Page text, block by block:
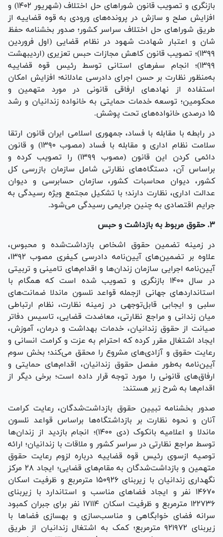
بازنگری و تصویب قانون شورا‌های حل اختلاف (شهریور ۱۴۰۲) و
افزایش صلح و سازش در پرونده‌های ورودی به قوه قضاییه از
طریق شورا‌های حل اختلاف سراسر کشور؛ صدور بخشنامه حفظ
شان و اعتبار شهادت شهود در نظام قضایی (اول فروردین
۱۳۹۹)؛ تصویب قانون کاهش مجازات حبس تعزیری (اردیبهشت
۱۳۹۹)؛ انجام سفر‌های استانی توسط رئیس قوه قضاییه
به‌منظور نظارت بر حسن اجرای دادرسی عادلانه؛ افزایش امکان
استفاده از نهاد‌های ارفاقی قانونی در مورد متهمین و
محکومین؛ توسعه خدمات حمایتی به خانواده زندانیان و رشد
۱۵ درصدی خانواده‌های تحت پوشش.
در رابطه با مقابله با فساد، جمهوری اسلامی ایران قانون ارتقا
سلامت نظام اداری و مقابله با فساد (مصوب ۱۳۹۰) و قانون
دائمی کردن این قانون (مصوب ۱۳۹۹) را تصویب کرده و
براساس آن، دستگاه‌های نظارتی شامل سازمان بازرسی کل
کشور، دیوان محاسبات کشور، سازمان حسابرسی و دیوان
عدالت اداری، نظارت دارند؛ با تشکیل مجتمع ویژه رسیدگی به
جرایم اقتصادی به چنین جرایمی رسیدگی می‌شود.
۳. حقوق مربوط به بازداشت و حبس
در زمینه تضمین حقوق اشخاص بازداشت‌شده و محبوس،
علاوه بر تضمین‌های آیین‌نامه دادرسی کیفری مصوب ۱۳۹۲،
آیین‌نامه اجرایی سازمان زندان‌ها و اقدام‌های تامینی و تربیتی
در سال ۱۴۰۰ بازنگری و تصویب شده است که همگام با
استاندارد‌های جهانی ازجمله قواعد نلسون ماندلا ضمانت‌های
سلبی و ایجابی قابل‌توجهی در زمینه نظارت، نظام ارتباطی
میان زندانی و مراجع نظارتی، معاضدت قضایی، تاسیس دفاتر
صیانت از حقوق زندانیان، خدمات بهداشت و درمان، آموزش،
ایجاد اشتغال مقرر کرده که احترام به عزت و کرامت انسانی و
رعایت حقوق و آزادی‌های مشروع را محقق می‌کند؛ بخش سوم
آیین‌نامه به‌طور مفصل حقوق زندانیان، اقدام‌های حمایتی و
ارفاق‌های قانونی را مورد توجه قرار داده است؛ برخی دیگر از
اقدام‌ها به شرح زیر هستند:
صدور بخشنامه تبیین حقوق بازداشت‌شدگان، رعایت کرامت
آنان و نحوه نظارت بر بازداشتگاه‌ها براساس قواعد نلسون
ماندلا و اعلامیه بانکوک (دی ۱۴۰۰)؛ انجام بازدید از زندان‌ها
توسط مراجع نظارتی در سراسر کشور و ملاقات با زندانیان؛ ارائه
توصیه ازسوی رئیس قوه قضاییه درباره لزوم رعایت حقوق
متهمین و بازداشت‌شدگان به مقام‌های قضایی؛ ایجاد ۲۸ مرکز
نگهداری زندانیان با زیربنای ۱۵۰۹۲۶ مترمربع و ظرفیت اسکان
۱۴۶۷۰ نفر و ایجاد فضا‌های مناسب و استاندارد با زیربنای
۱۲۲۷۳۶ مترمربع و ظرفیت اسکان ۱۷۱۱۴ نفر برای جبران کمبود
سرانه فضای خوابگاهی و مناسب‌سازی و بهسازی فضا‌ها با
زیربنای ۹۲۱۹۷۲ مترمربع؛ کمک به اشتغال زندانیان از طریق